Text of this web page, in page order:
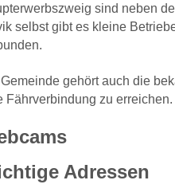
sind neben
selbst gibt es kleine
gehört auch die
Fährverbindung zu erreichen.
Adressen